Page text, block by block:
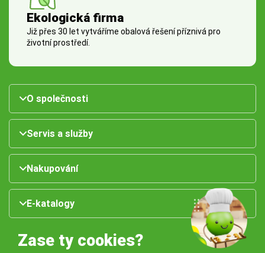
Ekologická firma
Již přes 30 let vytváříme obalová řešení příznivá pro
životní prostředí.
O společnosti
Servis a služby
Nakupování
E-katalogy
Zase ty cookies?